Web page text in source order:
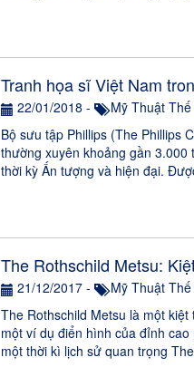
Tranh họa sĩ Việt Nam
22/01/2018 -
Mỹ Thuật
Bộ sưu tập Phillips (The Phillips
thường xuyên khoảng gần 3.000
thời kỳ Ấn tượng và hiện đại.
The Rothschild Metsu:
21/12/2017 -
Mỹ Thuật
The Rothschild Metsu là một
một ví dụ điển hình của đỉnh
một thời kì lịch sử quan trọng